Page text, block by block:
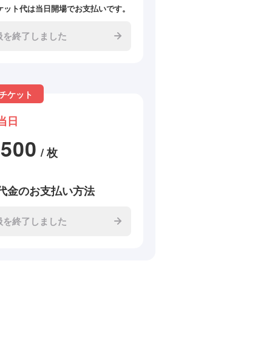
ット代は当日開場でお支払いです。
を終了しました
ケット
日
/ 枚
金のお支払い方法
を終了しました